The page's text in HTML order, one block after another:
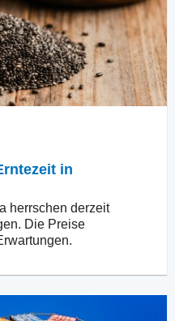
in
herrschen derzeit
Die Preise